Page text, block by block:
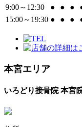
9:00～12:30
● ● ●
15:00～19:30 ● ● ●
本宮エリア
いろどり接骨院 本宮